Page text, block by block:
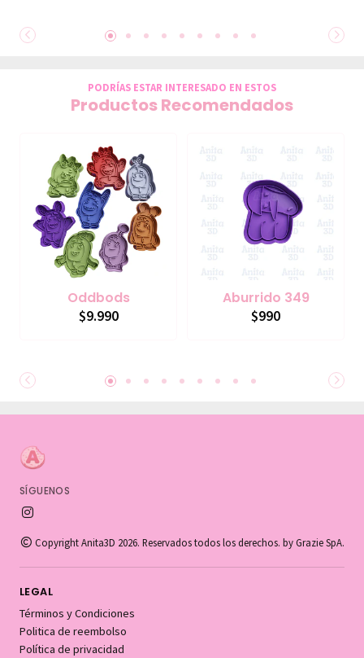
PODRÍAS ESTAR INTERESADO EN ESTOS
Productos Recomendados
Oddbods
$9.990
Aburrido 349
$990
SÍGUENOS
Copyright Anita3D 2026. Reservados todos los derechos. by Grazie SpA.
LEGAL
Términos y Condiciones
Politica de reembolso
Política de privacidad